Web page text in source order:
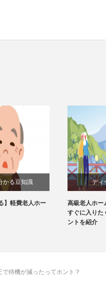
かる豆知識
】軽費老人ホー
ディ
高級老人ホー
すぐに入りた
ントを紹介
待機が減ったってホント？